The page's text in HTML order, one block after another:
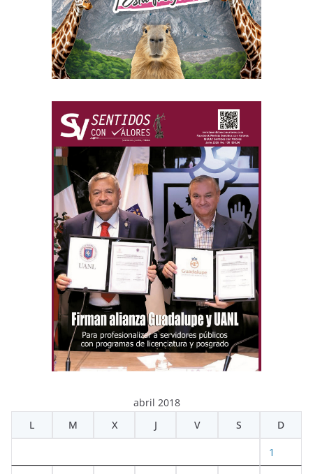
abril 2018
L
M X J V S D
1